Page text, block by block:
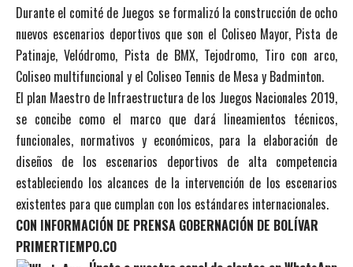
Durante el comité de Juegos se formalizó la construcción de ocho
nuevos escenarios deportivos que son el Coliseo Mayor, Pista de
Patinaje, Velódromo, Pista de BMX, Tejodromo, Tiro con arco,
Coliseo multifuncional y el Coliseo Tennis de Mesa y Badminton.
El plan Maestro de Infraestructura de los Juegos Nacionales 2019,
se concibe como el marco que dará lineamientos técnicos,
funcionales, normativos y económicos, para la elaboración de
diseños de los escenarios deportivos de alta competencia
estableciendo los alcances de la intervención de los escenarios
existentes para que cumplan con los estándares internacionales.
CON INFORMACIÓN DE PRENSA GOBERNACIÓN DE BOLÍVAR
PRIMERTIEMPO.CO